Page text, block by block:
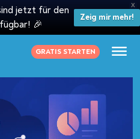
X
jetzt für den
🎉
Zeig mir mehr!
GRATIS STARTEN